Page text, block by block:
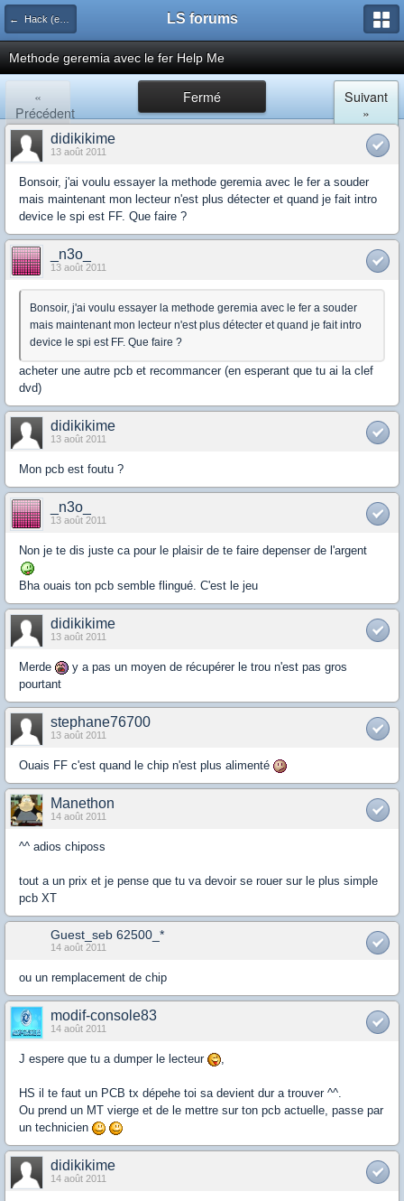
← Hack (exploits, homebrews...) LS forums
Methode geremia avec le fer Help Me
Fermé
«
Précédent
Suivant
»
didikikime
13 août 2011
Bonsoir, j'ai voulu essayer la methode geremia avec le fer a souder
mais maintenant mon lecteur n'est plus détecter et quand je fait intro
device le spi est FF. Que faire ?
_n3o_
13 août 2011
Bonsoir, j'ai voulu essayer la methode geremia avec le fer a souder
mais maintenant mon lecteur n'est plus détecter et quand je fait intro
device le spi est FF. Que faire ?
acheter une autre pcb et recommancer (en esperant que tu ai la clef
dvd)
didikikime
13 août 2011
Mon pcb est foutu ?
_n3o_
13 août 2011
Non je te dis juste ca pour le plaisir de te faire depenser de l'argent
Bha ouais ton pcb semble flingué. C'est le jeu
didikikime
13 août 2011
Merde
y a pas un moyen de récupérer le trou n'est pas gros
pourtant
stephane76700
13 août 2011
Ouais FF c'est quand le chip n'est plus alimenté
Manethon
14 août 2011
^^ adios chiposs
tout a un prix et je pense que tu va devoir se rouer sur le plus simple
pcb XT
Guest_seb 62500_*
14 août 2011
ou un remplacement de chip
modif-console83
14 août 2011
J espere que tu a dumper le lecteur ,
HS il te faut un PCB tx dépehe toi sa devient dur a trouver ^^.
Ou prend un MT vierge et de le mettre sur ton pcb actuelle, passe par
un technicien
didikikime
14 août 2011